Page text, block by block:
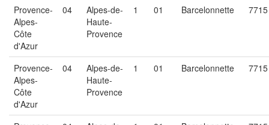
Provence-
Alpes-
Côte
d'Azur
04
Alpes-de-
Haute-
Provence
1 01 Barcelonnette 7715
Provence-
Alpes-
Côte
d'Azur
04
Alpes-de-
Haute-
Provence
1 01 Barcelonnette 7715